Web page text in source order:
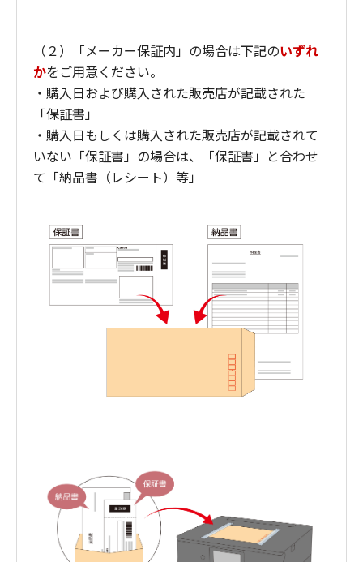
（２）「メーカー保証内」の場合は下記のいずれ
かをご用意ください。
・購入日および購入された販売店が記載された
「保証書」
・購入日もしくは購入された販売店が記載されて
いない「保証書」の場合は、「保証書」と合わせ
て「納品書（レシート）等」